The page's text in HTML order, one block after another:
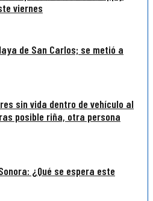
viernes
de San Carlos; se metió a
sin vida dentro de vehículo al
posible riña, otra persona
¿Qué se espera este